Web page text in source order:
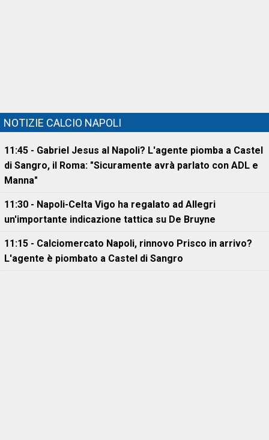
NOTIZIE CALCIO NAPOLI
11:45 - Gabriel Jesus al Napoli? L'agente piomba a Castel
di Sangro, il Roma: "Sicuramente avrà parlato con ADL e
Manna"
11:30 - Napoli-Celta Vigo ha regalato ad Allegri
un'importante indicazione tattica su De Bruyne
11:15 - Calciomercato Napoli, rinnovo Prisco in arrivo?
L'agente è piombato a Castel di Sangro